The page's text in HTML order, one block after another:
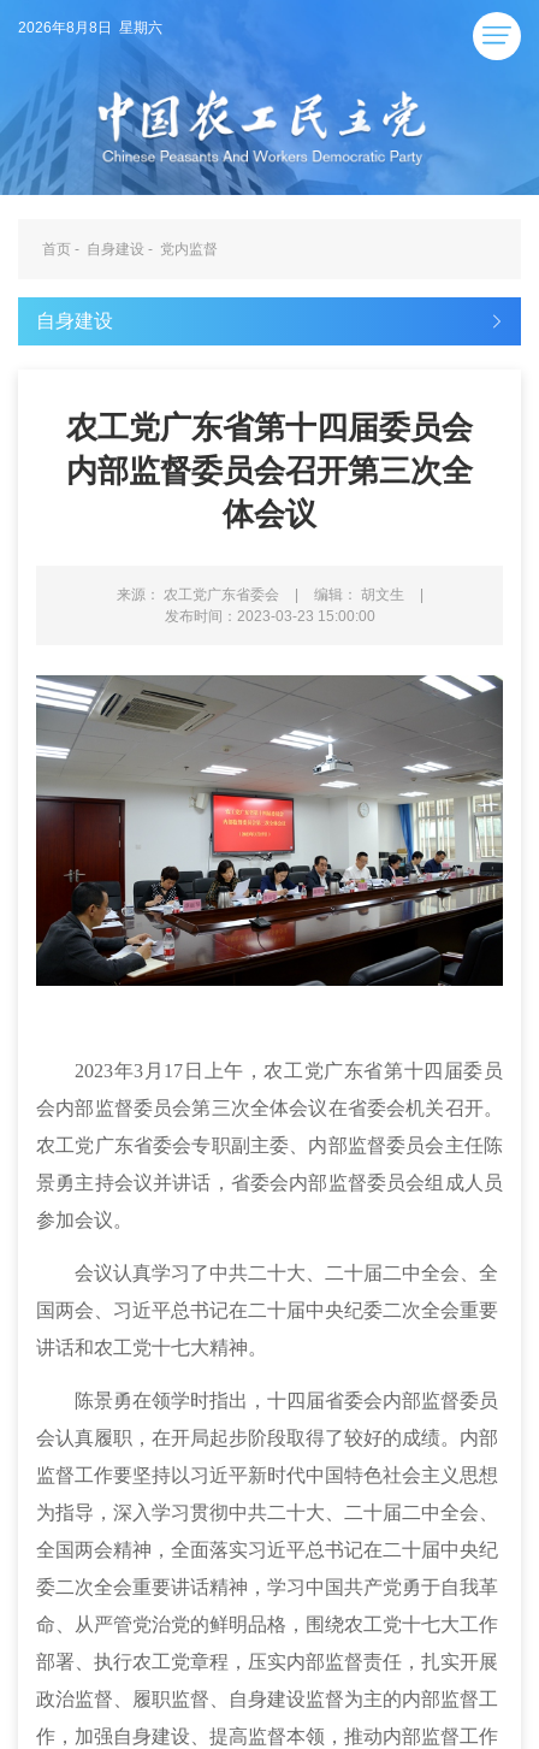
2026年8月8日 星期六
首页 - 自身建设 - 党内监督
自身建设
农工党广东省第十四届委员会
内部监督委员会召开第三次全
体会议
来源： 农工党广东省委会 | 编辑： 胡文生
|
发布时间：2023-03-23 15:00:00
2023年3月17日上午，农工党广东省第十四届委员
会内部监督委员会第三次全体会议在省委会机关召开。
农工党广东省委会专职副主委、内部监督委员会主任陈
景勇主持会议并讲话，省委会内部监督委员会组成人员
参加会议。
会议认真学习了中共二十大、二十届二中全会、全
国两会、习近平总书记在二十届中央纪委二次全会重要
讲话和农工党十七大精神。
陈景勇在领学时指出，十四届省委会内部监督委员
会认真履职，在开局起步阶段取得了较好的成绩。内部
监督工作要坚持以习近平新时代中国特色社会主义思想
为指导，深入学习贯彻中共二十大、二十届二中全会、
全国两会精神，全面落实习近平总书记在二十届中央纪
委二次全会重要讲话精神，学习中国共产党勇于自我革
命、从严管党治党的鲜明品格，围绕农工党十七大工作
部署、执行农工党章程，压实内部监督责任，扎实开展
政治监督、履职监督、自身建设监督为主的内部监督工
作，加强自身建设、提高监督本领，推动内部监督工作